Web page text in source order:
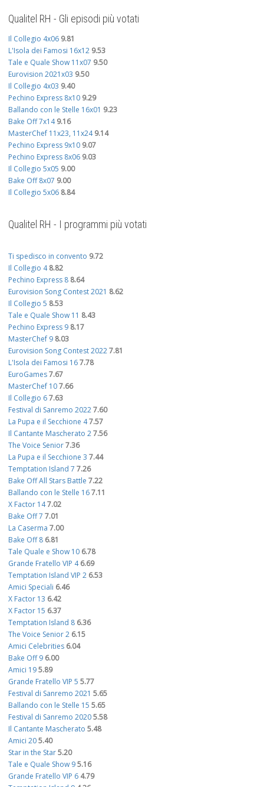
Qualitel RH - Gli episodi più votati
Il Collegio 4x06 9.81
L'Isola dei Famosi 16x12 9.53
Tale e Quale Show 11x07 9.50
Eurovision 2021x03 9.50
Il Collegio 4x03 9.40
Pechino Express 8x10 9.29
Ballando con le Stelle 16x01 9.23
Bake Off 7x14 9.16
MasterChef 11x23, 11x24 9.14
Pechino Express 9x10 9.07
Pechino Express 8x06 9.03
Il Collegio 5x05 9.00
Bake Off 8x07 9.00
Il Collegio 5x06 8.84
Qualitel RH - I programmi più votati
Ti spedisco in convento 9.72
Il Collegio 4 8.82
Pechino Express 8 8.64
Eurovision Song Contest 2021 8.62
Il Collegio 5 8.53
Tale e Quale Show 11 8.43
Pechino Express 9 8.17
MasterChef 9 8.03
Eurovision Song Contest 20227.81
L'Isola dei Famosi 167.78
EuroGames7.67
MasterChef 107.66
Il Collegio 67.63
Festival di Sanremo 20227.60
La Pupa e il Secchione 47.57
Il Cantante Mascherato 27.56
The Voice Senior7.36
La Pupa e il Secchione 3 7.44
Temptation Island 7 7.26
Bake Off All Stars Battle 7.22
Ballando con le Stelle 167.11
X Factor 147.02
Bake Off 7 7.01
La Caserma 7.00
Bake Off 8 6.81
Tale Quale e Show 10 6.78
Grande Fratello VIP 4 6.69
Temptation Island VIP 2 6.53
Amici Speciali 6.46
X Factor 13 6.42
X Factor 15 6.37
Temptation Island 8 6.36
The Voice Senior 2 6.15
Amici Celebrities 6.04
Bake Off 9 6.00
Amici 195.89
Grande Fratello VIP 5 5.77
Festival di Sanremo 2021 5.65
Ballando con le Stelle 15 5.65
Festival di Sanremo 20205.58
Il Cantante Mascherato 5.48
Amici 205.40
Star in the Star5.20
Tale e Quale Show 95.16
Grande Fratello VIP 6 4.79